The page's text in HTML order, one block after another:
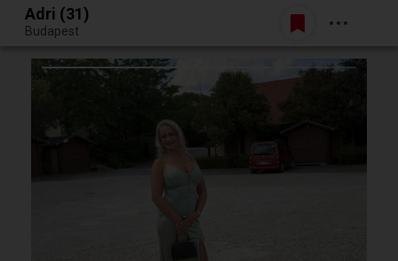
Egy jó randiból bármi lehet.
Belépés
Adri (31)
Budapest